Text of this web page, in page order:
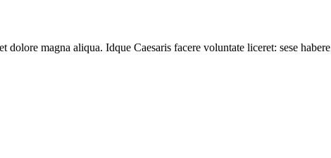
magna aliqua. Idque Caesaris facere voluntate liceret: sese